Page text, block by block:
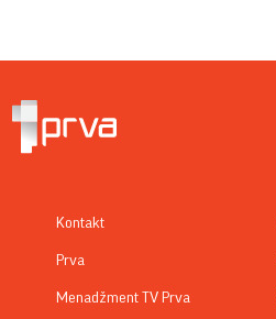
Kontakt
Prva
Menadžment TV Prva